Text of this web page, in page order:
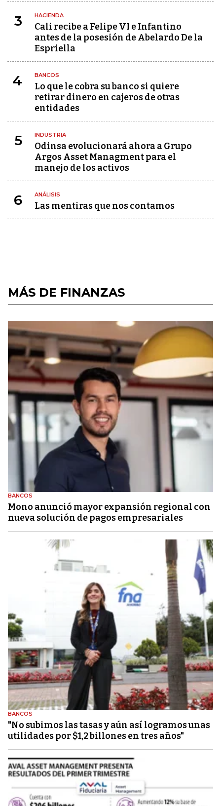
3 HACIENDA
Cali recibe a Felipe VI e Infantino
antes de la posesión de Abelardo De la
Espriella
4 BANCOS
Lo que le cobra su banco si quiere
retirar dinero en cajeros de otras
entidades
5 INDUSTRIA
Odinsa evolucionará ahora a Grupo
Argos Asset Managment para el
manejo de los activos
6 ANÁLISIS
Las mentiras que nos contamos
MÁS DE FINANZAS
BANCOS
Mono anunció mayor expansión regional con
nueva solución de pagos empresariales
BANCOS
"No subimos las tasas y aún así logramos unas
utilidades por $1,2 billones en tres años"